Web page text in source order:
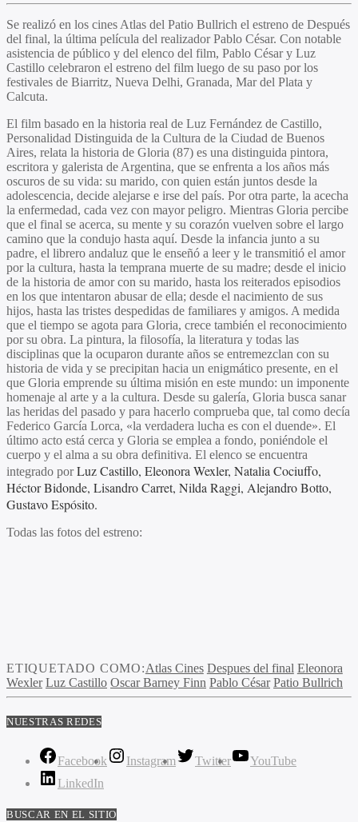
Se realizó en los cines Atlas del Patio Bullrich el estreno de Después
del final, la última película del realizadorPablo César. Con notable
asistencia de público y del elenco del film, Pablo Césary Luz
Castillo celebraron el estreno del film luego de su paso por los
festivales de Biarritz, Nueva Delhi, Granada, Mar del Plata y
Calcuta.
El film basado en la historia real de Luz Fernández de Castillo,
Personalidad Distinguida de la Cultura de la Ciudad de Buenos
Aires, relata la historia de Gloria (87) es una distinguida pintora,
escritora y galerista de Argentina, que se enfrenta a los años más
oscuros de su vida: su marido, con quien están juntos desde la
adolescencia, decide alejarse e irse del país. Por otra parte, la acecha
la enfermedad, cada vez con mayor peligro. Mientras Gloria percibe
que el final se acerca, su mente y su corazón vuelven sobre el largo
camino que la condujo hasta aquí. Desde la infancia junto a su
padre, el librero andaluz que le enseñó a leer y le transmitió el amor
por la cultura, hasta la temprana muerte de su madre; desde el inicio
de la historia de amor con su marido, hasta los reiterados episodios
en los que intentaron abusar de ella; desde el nacimiento de sus
hijos, hasta las tristes despedidas de familiares y amigos. A medida
que el tiempo se agota para Gloria, crece también el reconocimiento
por su obra. La pintura, la filosofía, la literatura y todas las
disciplinas que la ocuparon durante años se entremezclan con su
historia de vida y se precipitan hacia un enigmático presente, en el
que Gloria emprende su última misión en este mundo: un imponente
homenaje al arte y a la cultura. Desde su galería, Gloria busca sanar
las heridas del pasado y para hacerlo comprueba que, tal como decía
Federico García Lorca, «la verdadera lucha es con el duende». El
último acto está cerca y Gloria se emplea a fondo, poniéndole el
cuerpo y el alma a su obra definitiva. El elenco se encuentra
integrado porLuz Castillo, Eleonora Wexler, Natalia Cociuffo,
Héctor Bidonde, Lisandro Carret, Nilda Raggi, Alejandro Botto,
Gustavo Espósito.
Todas las fotos del estreno:
ETIQUETADO COMO:Atlas Cines Despues del final Eleonora
Wexler Luz Castillo Oscar Barney Finn Pablo César Patio Bullrich
NUESTRAS REDES
Facebook Instagram Twitter
YouTube
LinkedIn
BUSCAR EN EL SITIO